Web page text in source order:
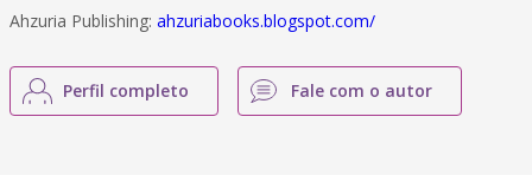
Ahzuria Publishing: ahzuriabooks.blogspot.com/
Perfil completo Fale com o autor